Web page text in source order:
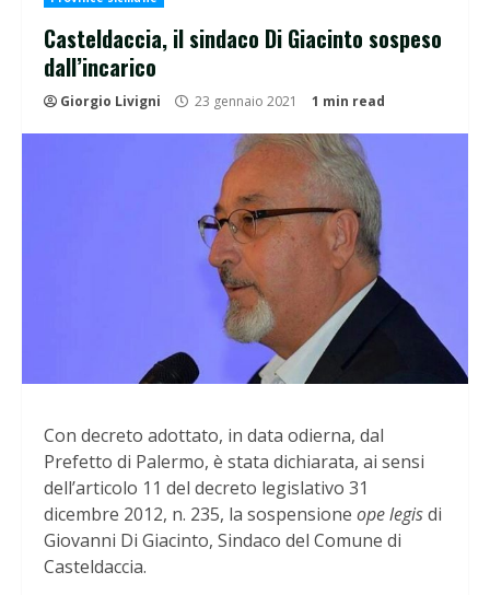
Casteldaccia, il sindaco Di Giacinto sospeso
dall’incarico
Giorgio Livigni 23 gennaio 2021 1 min read
Con decreto adottato, in data odierna, dal
Prefetto di Palermo, è stata dichiarata, ai sensi
dell’articolo 11 del decreto legislativo 31
dicembre 2012, n. 235, la sospensione ope legisdi
Giovanni Di Giacinto, Sindaco del Comune di
Casteldaccia.